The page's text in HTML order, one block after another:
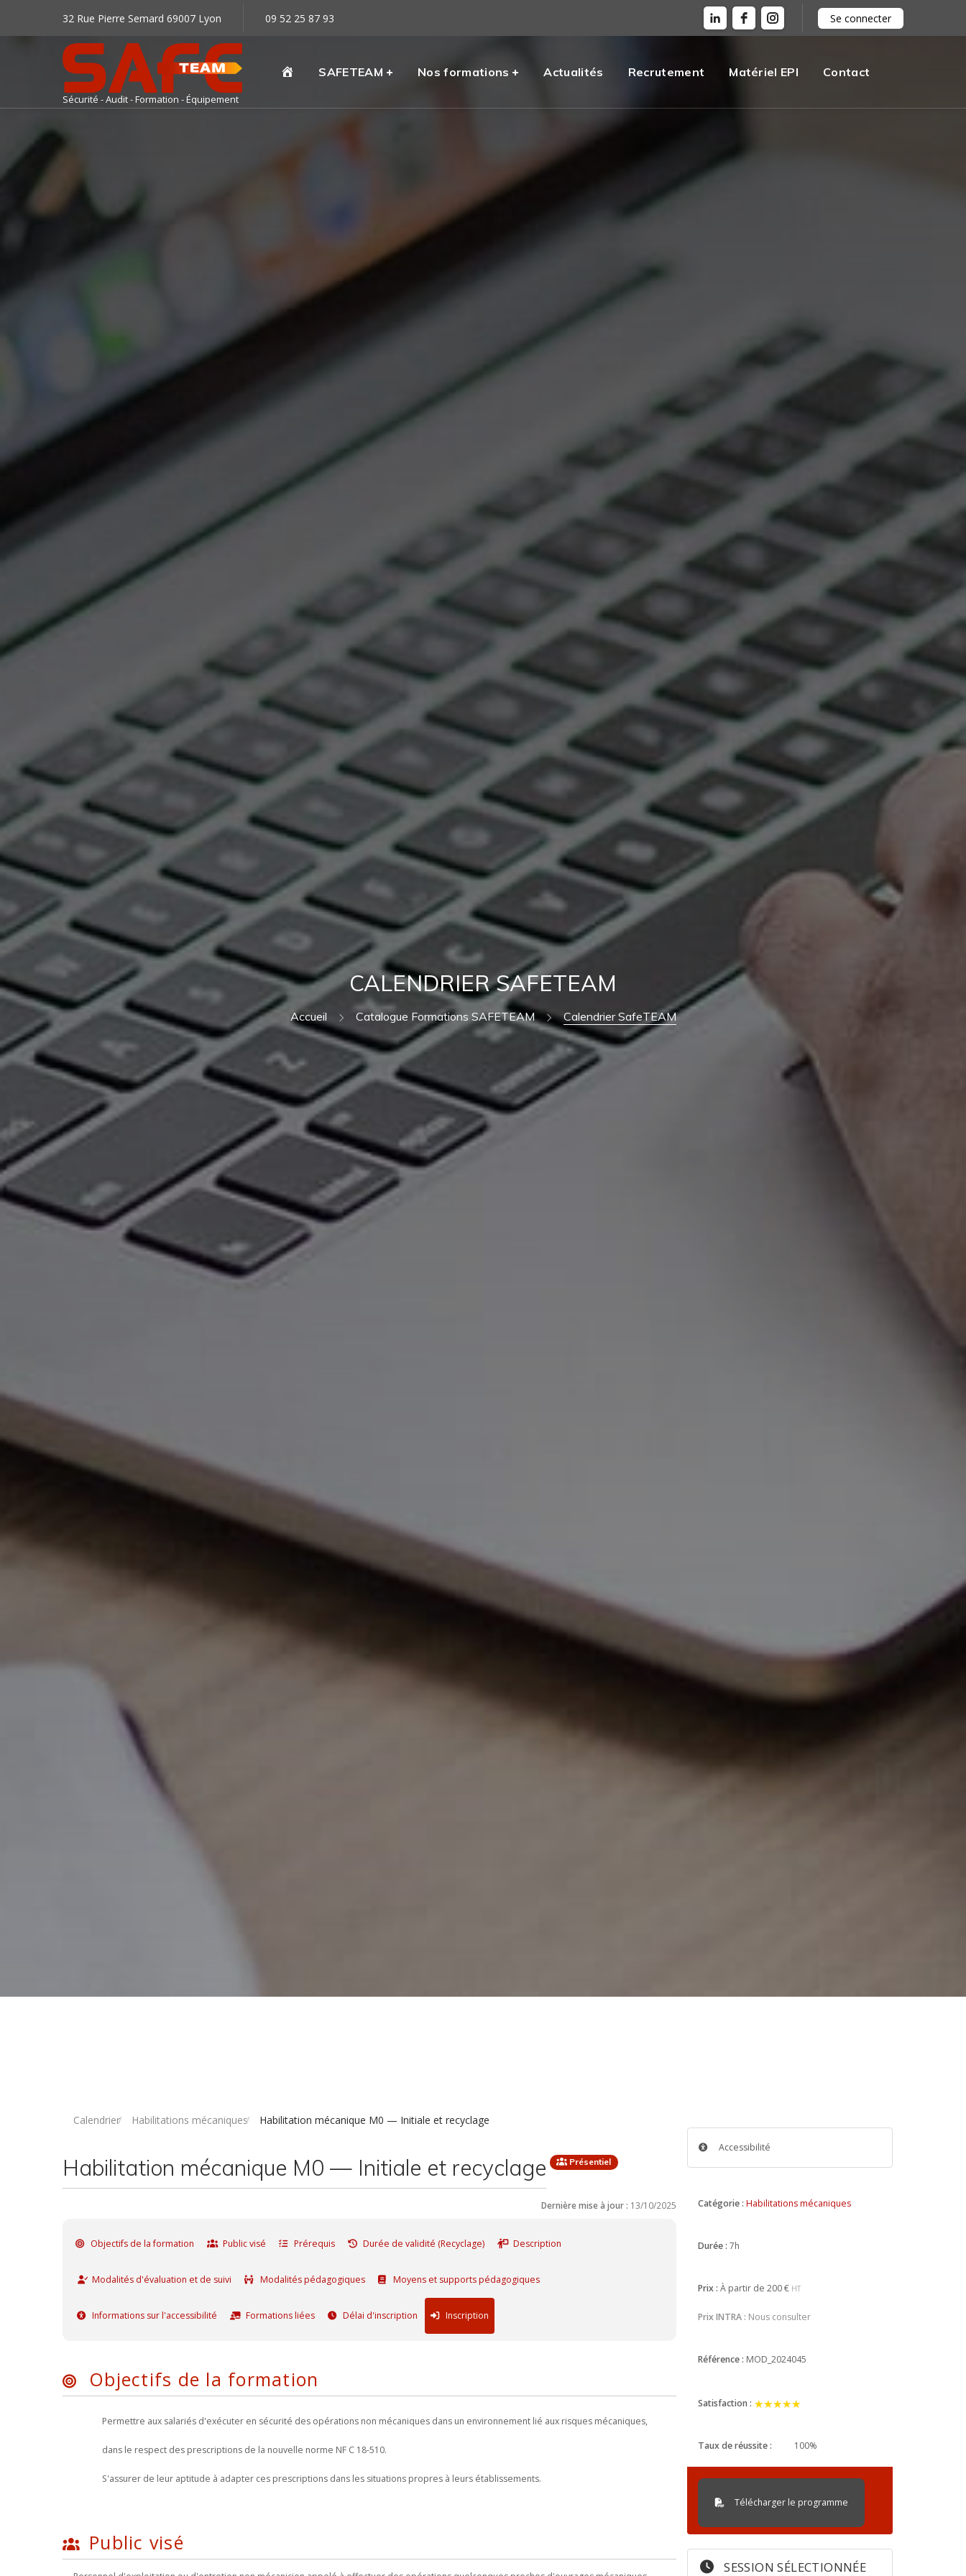
32 Rue Pierre Semard 69007 Lyon 09 52 25 87 93 Se connecter
AccueilSAFETEAM Nos formations Actualités Recrutement Matériel EPI Contact
CALENDRIER SAFETEAM
Accueil Catalogue Formations SAFETEAM Calendrier SafeTEAM
Calendrier Habilitations mécaniques Habilitation mécanique M0 — Initiale et recyclage
Habilitation mécanique M0 — Initiale et recyclage Présentiel
Dernière mise à jour : 13/10/2025
Objectifs de la formation Public visé Prérequis Durée de validité (Recyclage) Description
Modalités d'évaluation et de suivi Modalités pédagogiques Moyens et supports pédagogiques
Informations sur l'accessibilité Formations liées Délai d'inscription Inscription
Objectifs de la formation
Permettre aux salariés d'exécuter en sécurité des opérations non mécaniques dans un environnement lié aux risques mécaniques,
dans le respect des prescriptions de la nouvelle norme NF C 18-510.
S'assurer de leur aptitude à adapter ces prescriptions dans les situations propres à leurs établissements.
Public visé
Accessibilité
Catégorie : Habilitations mécaniques
Durée : 7h
Prix : À partir de200 € HT
Prix INTRA : Nous consulter
Référence : MOD_2024045
Satisfaction : ★★★★★
★★★★★
Taux de réussite : 100%
Télécharger le programme
SESSION SÉLECTIONNÉE